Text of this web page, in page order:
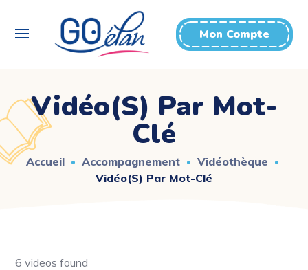
Mon Compte
Vidéo(s) Par Mot-
Clé
Accueil Accompagnement
Vidéothèque
Vidéo(s) Par Mot-Clé
6 videos found